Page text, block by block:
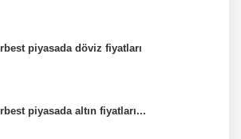
piyasada döviz fiyatları
piyasada altın fiyatları...